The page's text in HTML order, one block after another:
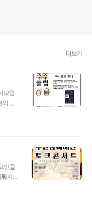
더보기
모임
의 책
보려
민을
지고
을